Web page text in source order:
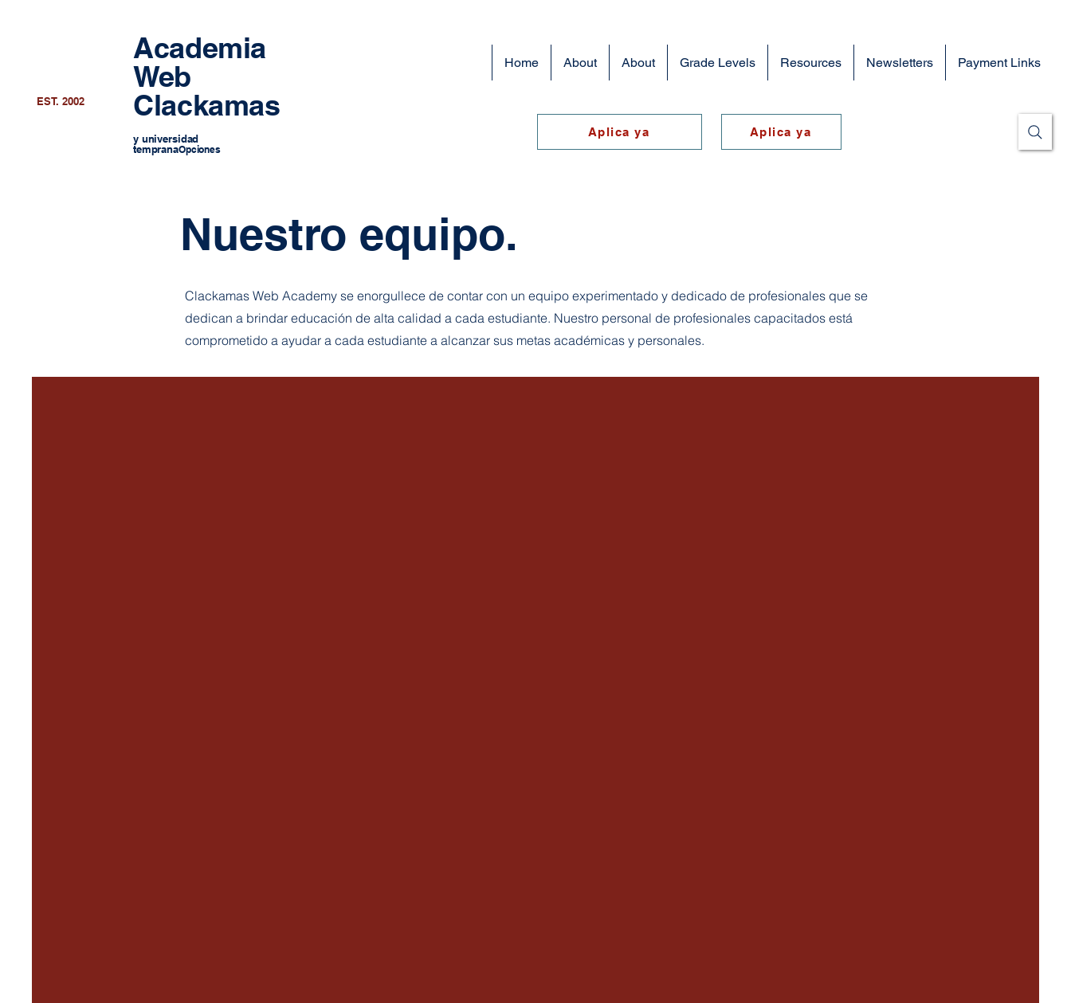
EST. 2002
Academia
Web
Clackamas
y universidad
tempranaOpciones
Home About About Grade Levels Resources Newsletters Payment Links
Aplica ya Aplica ya
Nuestro equipo.
Clackamas Web Academy se enorgullece de contar con un equipo experimentado y dedicado de profesionales que se
dedican a brindar educación de alta calidad a cada estudiante. Nuestro personal de profesionales capacitados está
comprometido a ayudar a cada estudiante a alcanzar sus metas académicas y personales.